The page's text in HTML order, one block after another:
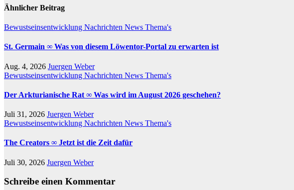
Ähnlicher Beitrag
Bewustseinsentwicklung Nachrichten News Thema's
St. Germain ∞ Was von diesem Löwentor-Portal zu erwarten ist
Aug. 4, 2026 Juergen Weber
Bewustseinsentwicklung Nachrichten News Thema's
Der Arkturianische Rat ∞ Was wird im August 2026 geschehen?
Juli 31, 2026 Juergen Weber
Bewustseinsentwicklung Nachrichten News Thema's
The Creators ∞ Jetzt ist die Zeit dafür
Juli 30, 2026 Juergen Weber
Schreibe einen Kommentar